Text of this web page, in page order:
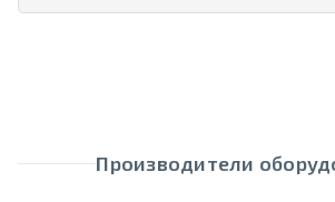
Производители